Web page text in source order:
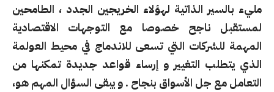
مليء بالسير الذاتية لهؤلاء الخريجين الجدد ، الطامحين
لمستقبل ناجح خصوصا مع التوجهات الاقتصادية
المهمة للشركات التي تسعى للاندماج في محيط العولمة
الذي يتطلب التغيير و إرساء قواعد جديدة تمكنها من
التعامل مع جل الأسواق بنجاح . و يبقى السؤال المهم هو،